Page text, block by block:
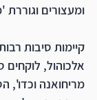
ומעצורים
קיימות סיבות
אלכוהול,
מריחואנה וכדו',